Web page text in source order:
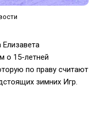
Елизавета
о 15-летней
по праву считают
зимних Игр.